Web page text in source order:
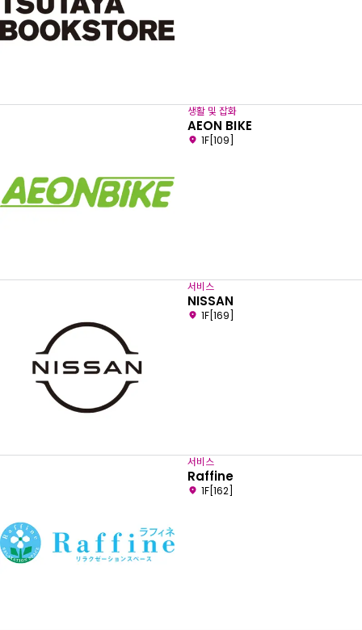
생활 및 잡화
AEON BIKE
1F[109]
서비스
NISSAN
1F[169]
서비스
Raffine
1F[162]